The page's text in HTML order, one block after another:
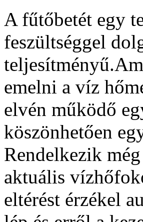
A fűtőbetét egy
feszültséggel
emelni a víz
elvén működő
köszönhetően
Rendelkezik
aktuális
eltérést érzékel